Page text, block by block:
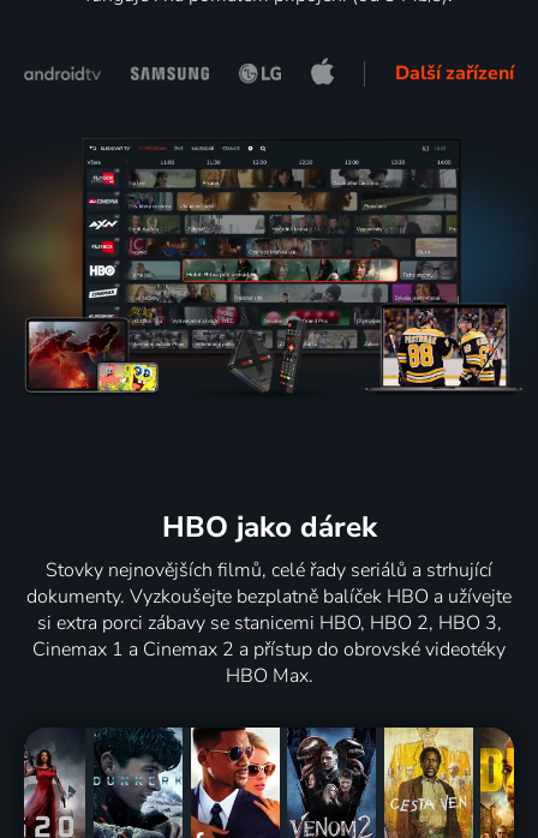
Další zařízení
HBO jako dárek
Stovky nejnovějších filmů, celé řady seriálů a strhující
dokumenty. Vyzkoušejte bezplatně balíček HBO a užívejte
si extra porci zábavy se stanicemi HBO, HBO 2, HBO 3,
Cinemax 1 a Cinemax 2 a přístup do obrovské videotéky
HBO Max.